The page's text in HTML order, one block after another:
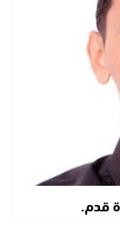
قدم.